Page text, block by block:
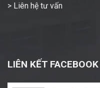
> Liên hệ tư vấn
LIÊN KẾT FACEBOOK